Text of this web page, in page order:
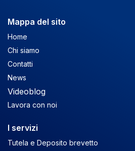
Mappa del sito
Home
Chi siamo
Contatti
News
Videoblog
Lavora con noi
I servizi
Tutela e Deposito brevetto